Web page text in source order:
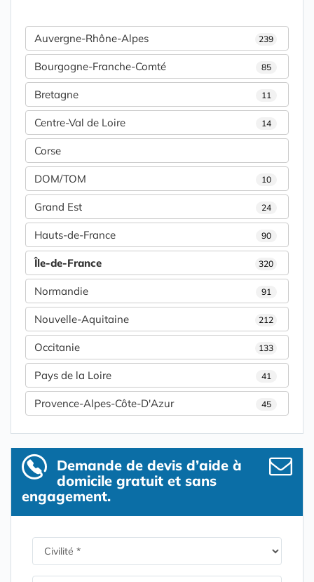
Auvergne-Rhône-Alpes 239
Bourgogne-Franche-Comté 85
Bretagne 11
Centre-Val de Loire 14
Corse
DOM/TOM 10
Grand Est 24
Hauts-de-France 90
Île-de-France 320
Normandie 91
Nouvelle-Aquitaine 212
Occitanie 133
Pays de la Loire 41
Provence-Alpes-Côte-D'Azur 45
Demande de devis d’aide à
domicile gratuit et sans
engagement.